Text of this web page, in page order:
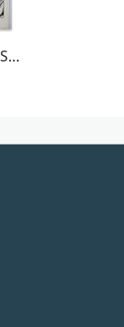
YALEK T11 OPERATION NESSY